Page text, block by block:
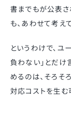
書までもが公表さ
も、あわせて考え
というわけで、ユ
負わない」とだ
めるのは、そろそ
対応コストを生む